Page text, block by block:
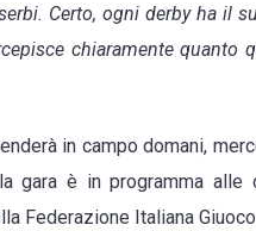
Certo, ogni derby ha il
chiaramente
in campo domani,
gara è in programma
Federazione Italiana